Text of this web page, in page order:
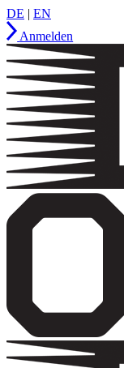
DE | EN
Anmelden